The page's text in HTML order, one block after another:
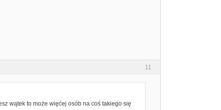
11
wątek to może więćej osób na coś takiego się